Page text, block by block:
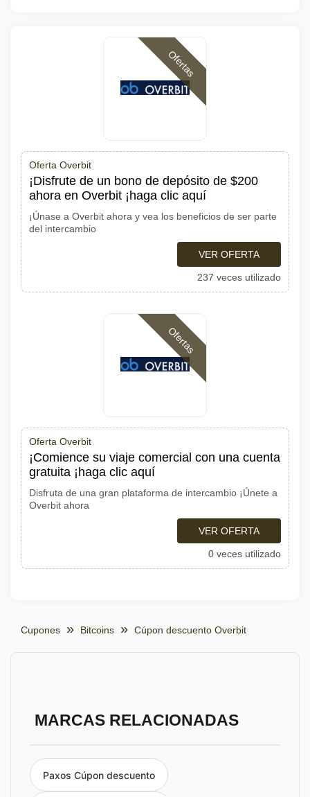
Ofertas
Oferta Overbit
¡Disfrute de un bono de depósito de $200
ahora en Overbit ¡haga clic aquí
¡Únase a Overbit ahora y vea los beneficios de ser parte
del intercambio
VER OFERTA
237 veces utilizado
Ofertas
Oferta Overbit
¡Comience su viaje comercial con una cuenta
gratuita ¡haga clic aquí
Disfruta de una gran plataforma de intercambio ¡Únete a
Overbit ahora
VER OFERTA
0 veces utilizado
Cupones Bitcoins Cúpon descuento Overbit
MARCAS RELACIONADAS
Paxos Cúpon descuento